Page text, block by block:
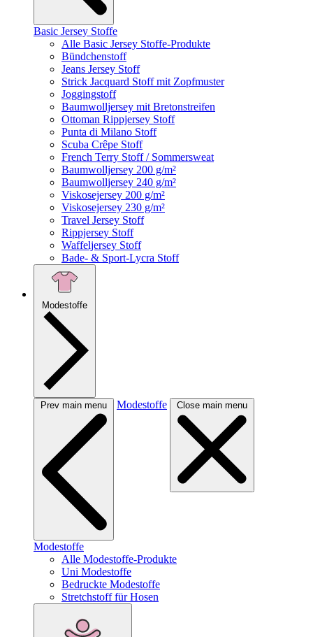
Basic Jersey Stoffe
Alle Basic Jersey Stoffe-Produkte
Bündchenstoff
Jeans Jersey Stoff
Strick Jacquard Stoff mit Zopfmuster
Joggingstoff
Baumwolljersey mit Bretonstreifen
Ottoman Rippjersey Stoff
Punta di Milano Stoff
Scuba Crêpe Stoff
French Terry Stoff / Sommersweat
Baumwolljersey 200 g/m²
Baumwolljersey 240 g/m²
Viskosejersey 200 g/m²
Viskosejersey 230 g/m²
Travel Jersey Stoff
Rippjersey Stoff
Waffeljersey Stoff
Bade- & Sport-Lycra Stoff
Modestoffe
Prev main menu Modestoffe Close main menu
Modestoffe
Alle Modestoffe-Produkte
Uni Modestoffe
Bedruckte Modestoffe
Stretchstoff für Hosen